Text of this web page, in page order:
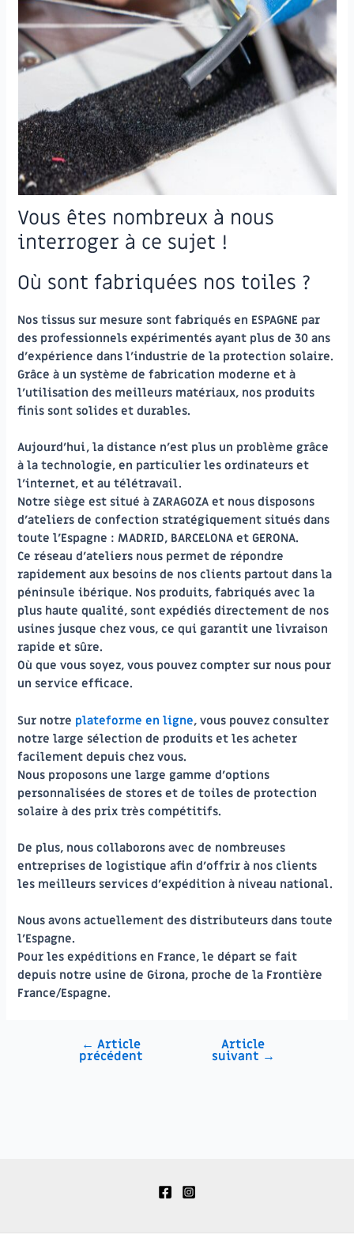
Vous êtes nombreux à nous
interroger à ce sujet !
Où sont fabriquées nos toiles ?
Nos tissus sur mesure sont fabriqués en ESPAGNE par
des professionnels expérimentés ayant plus de 30 ans
d’expérience dans l’industrie de la protection solaire.
Grâce à un système de fabrication moderne et à
l’utilisation des meilleurs matériaux, nos produits
finis sont solides et durables.
Aujourd’hui, la distance n’est plus un problème grâce
à la technologie, en particulier les ordinateurs et
l’internet, et au télétravail.
Notre siège est situé à ZARAGOZA et nous disposons
d’ateliers de confection stratégiquement situés dans
toute l’Espagne : MADRID, BARCELONA et GERONA.
Ce réseau d’ateliers nous permet de répondre
rapidement aux besoins de nos clients partout dans la
péninsule ibérique. Nos produits, fabriqués avec la
plus haute qualité, sont expédiés directement de nos
usines jusque chez vous, ce qui garantit une livraison
rapide et sûre.
Où que vous soyez, vous pouvez compter sur nous pour
un service efficace.
Sur notre plateforme en ligne, vous pouvez consulter
notre large sélection de produits et les acheter
facilement depuis chez vous.
Nous proposons une large gamme d’options
personnalisées de stores et de toiles de protection
solaire à des prix très compétitifs.
De plus, nous collaborons avec de nombreuses
entreprises de logistique afin d’offrir à nos clients
les meilleurs services d’expédition à niveau national.
Nous avons actuellement des distributeurs dans toute
l’Espagne.
Pour les expéditions en France, le départ se fait
depuis notre usine de Girona, proche de la Frontière
France/Espagne.
Navigation
← Article
précédent
Article
suivant →